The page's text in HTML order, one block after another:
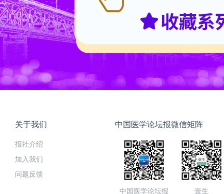
关于我们
报社介绍
加入我们
问题反馈
中国医学论坛报微信矩阵
中国医学论坛报 壹生